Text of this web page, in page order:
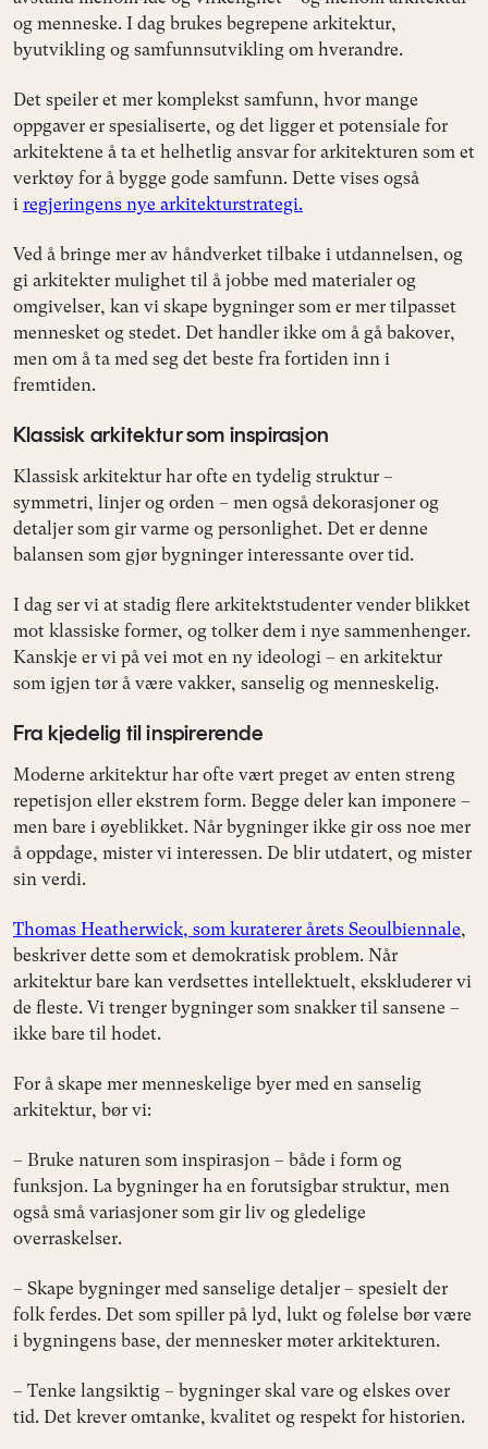
og menneske. I dag brukes begrepene arkitektur,
byutvikling og samfunnsutvikling om hverandre.
Det speiler et mer komplekst samfunn, hvor mange
oppgaver er spesialiserte, og det ligger et potensiale for
arkitektene å ta et helhetlig ansvar for arkitekturen som et
verktøy for å bygge gode samfunn. Dette vises også
i regjeringens nye arkitekturstrategi.
Ved å bringe mer av håndverket tilbake i utdannelsen, og
gi arkitekter mulighet til å jobbe med materialer og
omgivelser, kan vi skape bygninger som er mer tilpasset
mennesket og stedet. Det handler ikke om å gå bakover,
men om å ta med seg det beste fra fortiden inn i
fremtiden.
Klassisk arkitektur som inspirasjon
Klassisk arkitektur har ofte en tydelig struktur –
symmetri, linjer og orden – men også dekorasjoner og
detaljer som gir varme og personlighet. Det er denne
balansen som gjør bygninger interessante over tid.
I dag ser vi at stadig flere arkitektstudenter vender blikket
mot klassiske former, og tolker dem i nye sammenhenger.
Kanskje er vi på vei mot en ny ideologi – en arkitektur
som igjen tør å være vakker, sanselig og menneskelig.
Fra kjedelig til inspirerende
Moderne arkitektur har ofte vært preget av enten streng
repetisjon eller ekstrem form. Begge deler kan imponere –
men bare i øyeblikket. Når bygninger ikke gir oss noe mer
å oppdage, mister vi interessen. De blir utdatert, og mister
sin verdi.
Thomas Heatherwick, som kuraterer årets Seoulbiennale,
beskriver dette som et demokratisk problem. Når
arkitektur bare kan verdsettes intellektuelt, ekskluderer vi
de fleste. Vi trenger bygninger som snakker til sansene –
ikke bare til hodet.
For å skape mer menneskelige byer med en sanselig
arkitektur, bør vi:
– Bruke naturen som inspirasjon – både i form og
funksjon. La bygninger ha en forutsigbar struktur, men
også små variasjoner som gir liv og gledelige
overraskelser.
– Skape bygninger med sanselige detaljer – spesielt der
folk ferdes. Det som spiller på lyd, lukt og følelse bør være
i bygningens base, der mennesker møter arkitekturen.
– Tenke langsiktig – bygninger skal vare og elskes over
tid. Det krever omtanke, kvalitet og respekt for historien.